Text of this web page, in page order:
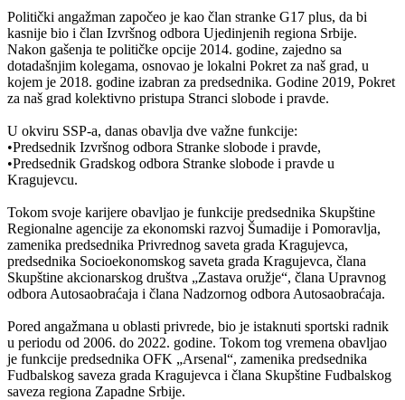
Politički angažman započeo je kao član stranke G17 plus, da bi
kasnije bio i član Izvršnog odbora Ujedinjenih regiona Srbije.
Nakon gašenja te političke opcije 2014. godine, zajedno sa
dotadašnjim kolegama, osnovao je lokalni Pokret za naš grad, u
kojem je 2018. godine izabran za predsednika. Godine 2019, Pokret
za naš grad kolektivno pristupa Stranci slobode i pravde.
U okviru SSP-a, danas obavlja dve važne funkcije:
•Predsednik Izvršnog odbora Stranke slobode i pravde,
•Predsednik Gradskog odbora Stranke slobode i pravde u
Kragujevcu.
Tokom svoje karijere obavljao je funkcije predsednika Skupštine
Regionalne agencije za ekonomski razvoj Šumadije i Pomoravlja,
zamenika predsednika Privrednog saveta grada Kragujevca,
predsednika Socioekonomskog saveta grada Kragujevca, člana
Skupštine akcionarskog društva „Zastava oružje“, člana Upravnog
odbora Autosaobraćaja i člana Nadzornog odbora Autosaobraćaja.
Pored angažmana u oblasti privrede, bio je istaknuti sportski radnik
u periodu od 2006. do 2022. godine. Tokom tog vremena obavljao
je funkcije predsednika OFK „Arsenal“, zamenika predsednika
Fudbalskog saveza grada Kragujevca i člana Skupštine Fudbalskog
saveza regiona Zapadne Srbije.